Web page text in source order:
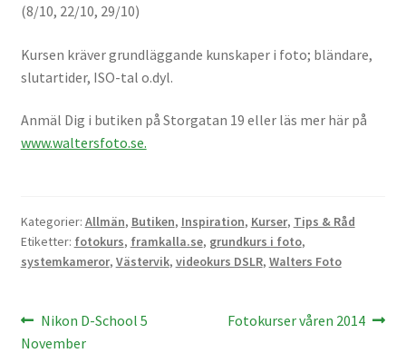
Objektiv övriga
Objektivlock
Övriga objektivtillbehör & filter
Handkikare
Tubkikare
(8/10, 22/10, 29/10)
Kursen kräver grundläggande kunskaper i foto; bländare,
slutartider, ISO-tal o.dyl.
Anmäl Dig i butiken på Storgatan 19 eller läs mer här på
www.waltersfoto.se.
Kategorier: Allmän, Butiken, Inspiration, Kurser, Tips & Råd
Etiketter: fotokurs, framkalla.se, grundkurs i foto,
systemkameror, Västervik, videokurs DSLR, Walters Foto
Inläggsnavigering
Föregående
inlägg:
Nikon D-School 5
November
Nästa
Fotokurser våren 2014